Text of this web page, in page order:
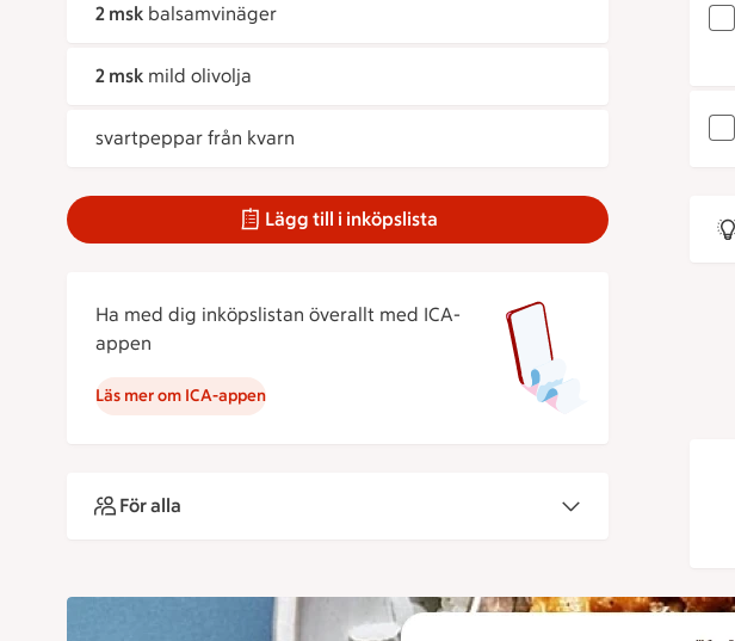
2 msk balsamvinäger
2 msk mild olivolja
svartpeppar från kvarn
Lägg till i inköpslista
Ha med dig inköpslistan överallt med ICA-
appen
Läs mer om ICA-appen
För alla